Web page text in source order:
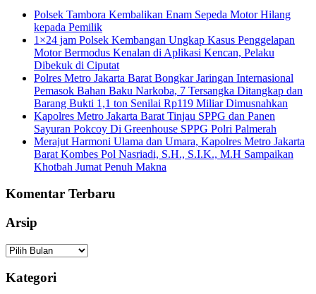
Polsek Tambora Kembalikan Enam Sepeda Motor Hilang
kepada Pemilik
1×24 jam Polsek Kembangan Ungkap Kasus Penggelapan
Motor Bermodus Kenalan di Aplikasi Kencan, Pelaku
Dibekuk di Ciputat
Polres Metro Jakarta Barat Bongkar Jaringan Internasional
Pemasok Bahan Baku Narkoba, 7 Tersangka Ditangkap dan
Barang Bukti 1,1 ton Senilai Rp119 Miliar Dimusnahkan
Kapolres Metro Jakarta Barat Tinjau SPPG dan Panen
Sayuran Pokcoy Di Greenhouse SPPG Polri Palmerah
Merajut Harmoni Ulama dan Umara, Kapolres Metro Jakarta
Barat Kombes Pol Nasriadi, S.H., S.I.K., M.H Sampaikan
Khotbah Jumat Penuh Makna
Komentar Terbaru
Arsip
Arsip
Kategori